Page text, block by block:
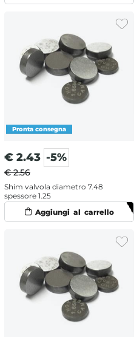
€ 2.43 -5%
€ 2.56
Shim valvola diametro 7.48
spessore 1.25